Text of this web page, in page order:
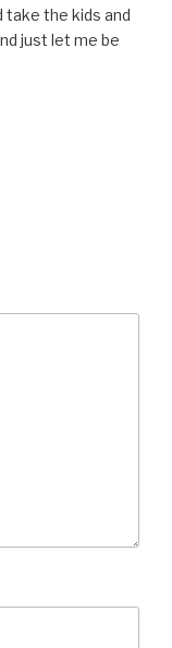
take the kids and
just let me be